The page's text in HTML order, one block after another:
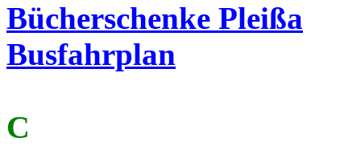
Bücherschenke Pleißa
Busfahrplan
C